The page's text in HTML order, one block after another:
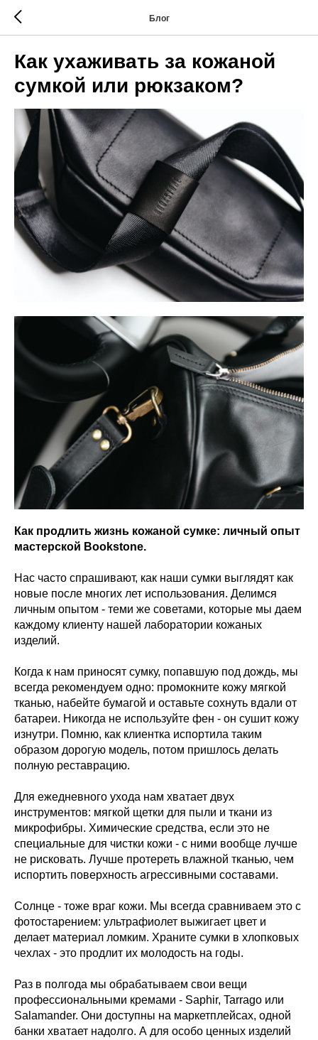
Блог
Как ухаживать за кожаной
сумкой или рюкзаком?
Как продлить жизнь кожаной сумке: личный опыт
мастерской Bookstone.
Нас часто спрашивают, как наши сумки выглядят как
новые после многих лет использования. Делимся
личным опытом - теми же советами, которые мы даем
каждому клиенту нашей лаборатории кожаных
изделий.
Когда к нам приносят сумку, попавшую под дождь, мы
всегда рекомендуем одно: промокните кожу мягкой
тканью, набейте бумагой и оставьте сохнуть вдали от
батареи. Никогда не используйте фен - он сушит кожу
изнутри. Помню, как клиентка испортила таким
образом дорогую модель, потом пришлось делать
полную реставрацию.
Для ежедневного ухода нам хватает двух
инструментов: мягкой щетки для пыли и ткани из
микрофибры. Химические средства, если это не
специальные для чистки кожи - с ними вообще лучше
не рисковать. Лучше протереть влажной тканью, чем
испортить поверхность агрессивными составами.
Солнце - тоже враг кожи. Мы всегда сравниваем это с
фотостарением: ультрафиолет выжигает цвет и
делает материал ломким. Храните сумки в хлопковых
чехлах - это продлит их молодость на годы.
Раз в полгода мы обрабатываем свои вещи
профессиональными кремами - Saphir, Tarrago или
Salamander. Они доступны на маркетплейсах, одной
банки хватает надолго. А для особо ценных изделий